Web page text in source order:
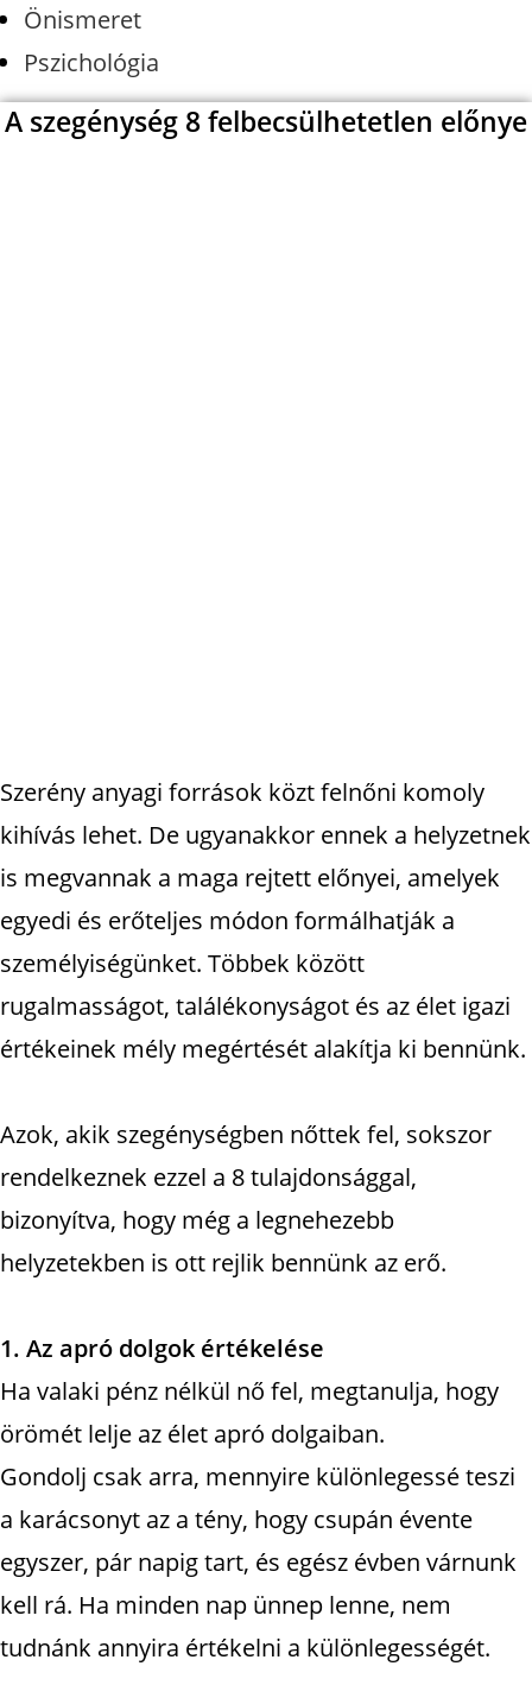
Önismeret
Pszichológia
A szegénység 8 felbecsülhetetlen előnye
Szerény anyagi források közt felnőni komoly
kihívás lehet. De ugyanakkor ennek a helyzetnek
is megvannak a maga rejtett előnyei, amelyek
egyedi és erőteljes módon formálhatják a
személyiségünket. Többek között
rugalmasságot, találékonyságot és az élet igazi
értékeinek mély megértését alakítja ki bennünk.
Azok, akik szegénységben nőttek fel, sokszor
rendelkeznek ezzel a 8 tulajdonsággal,
bizonyítva, hogy még a legnehezebb
helyzetekben is ott rejlik bennünk az erő.
1. Az apró dolgok értékelése
Ha valaki pénz nélkül nő fel, megtanulja, hogy
örömét lelje az élet apró dolgaiban.
Gondolj csak arra, mennyire különlegessé teszi
a karácsonyt az a tény, hogy csupán évente
egyszer, pár napig tart, és egész évben várnunk
kell rá. Ha minden nap ünnep lenne, nem
tudnánk annyira értékelni a különlegességét.